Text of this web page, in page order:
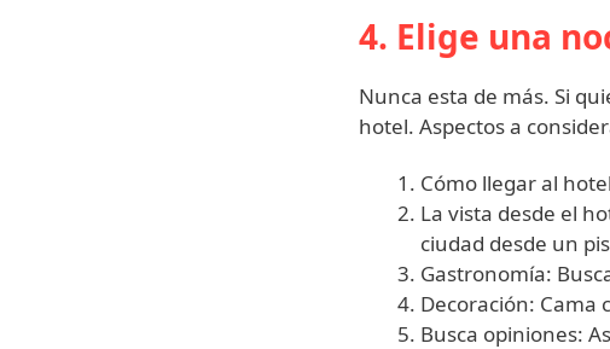
4. Elige una
Nunca esta de más. Si
hotel. Aspectos a
Cómo llegar al
La vista desde el
ciudad desde un
Gastronomía:
Decoración: Cama
Busca opiniones: